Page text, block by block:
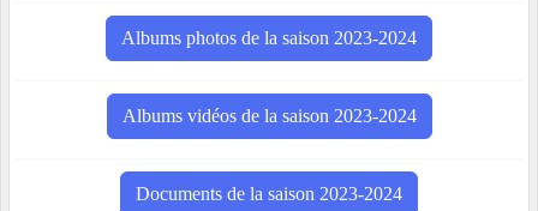
Albums photos de la saison 2023-2024
Albums vidéos de la saison 2023-2024
Documents de la saison 2023-2024